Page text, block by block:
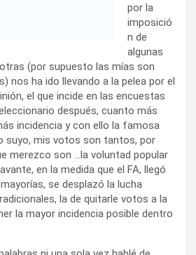
política hace lo suyo, mis votos
los espacios que merezco son …la
Con un agravante, en la medida
y obtuvo mayorías, se
los partidos tradicionales, la de
por la de tener la mayor
del FA.
ni una sola vez hablé de
y formas de gobernar o de
votos.
tenemos en el campo del FA, el
voluntades de cambios sociales.
en gobernar para los bancos, a las
a la especulación como
pensamos más en como
intereses y ambas cosas